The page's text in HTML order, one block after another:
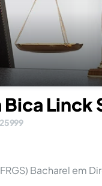
Bica Linck
Bacharel em